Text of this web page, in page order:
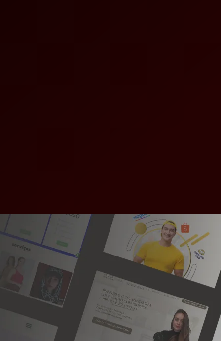
Criamos sites estratégicos para empresas que desejam